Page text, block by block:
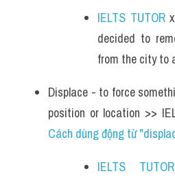
IELTS TUTOR
decided to
from the city to
Displace - to force
Cách dùng động từ
IELTS TUTOR